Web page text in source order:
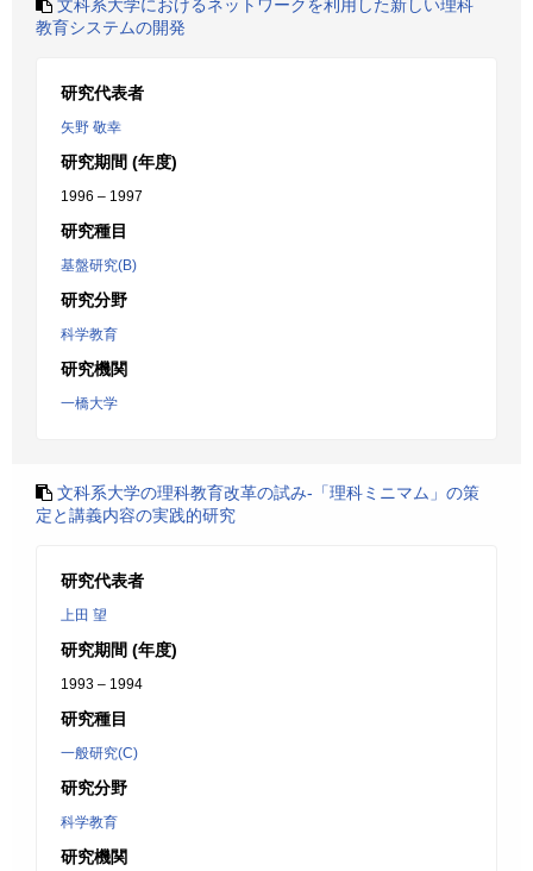
文科系大学におけるネットワークを利用した新しい理科
教育システムの開発
研究代表者
矢野 敬幸
研究期間 (年度)
1996 – 1997
研究種目
基盤研究(B)
研究分野
科学教育
研究機関
一橋大学
文科系大学の理科教育改革の試み-「理科ミニマム」の策
定と講義内容の実践的研究
研究代表者
上田 望
研究期間 (年度)
1993 – 1994
研究種目
一般研究(C)
研究分野
科学教育
研究機関